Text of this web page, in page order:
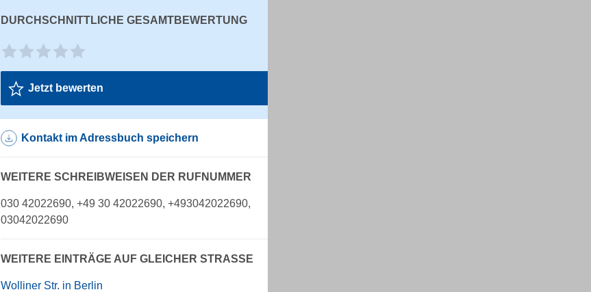
DURCHSCHNITTLICHE GESAMTBEWERTUNG
Jetzt bewerten
Kontakt im Adressbuch speichern
WEITERE SCHREIBWEISEN DER RUFNUMMER
030 42022690, +49 30 42022690, +493042022690,
03042022690
WEITERE EINTRÄGE AUF GLEICHER STRASSE
Wolliner Str. in Berlin